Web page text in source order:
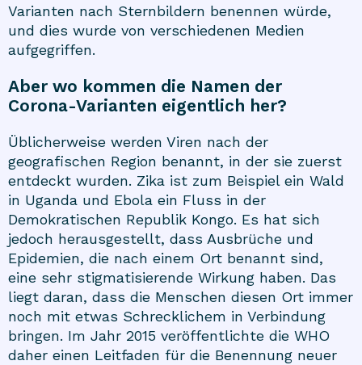
Varianten nach Sternbildern benennen würde,
und dies wurde von verschiedenen Medien
aufgegriffen.
Aber wo kommen die Namen der
Corona-Varianten eigentlich her?
Üblicherweise werden Viren nach der
geografischen Region benannt, in der sie zuerst
entdeckt wurden. Zika ist zum Beispiel ein Wald
in Uganda und Ebola ein Fluss in der
Demokratischen Republik Kongo. Es hat sich
jedoch herausgestellt, dass Ausbrüche und
Epidemien, die nach einem Ort benannt sind,
eine sehr stigmatisierende Wirkung haben. Das
liegt daran, dass die Menschen diesen Ort immer
noch mit etwas Schrecklichem in Verbindung
bringen. Im Jahr 2015 veröffentlichte die WHO
daher einen Leitfaden für die Benennung neuer